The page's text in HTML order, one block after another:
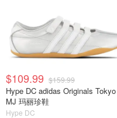
$109.99 $159.99
Hype DC adidas Originals Tokyo
MJ 玛丽珍鞋
Hype DC